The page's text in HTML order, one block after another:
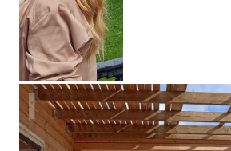
Двухэтажный дом из клееного бруса